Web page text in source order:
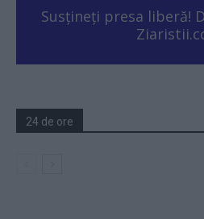
Susțineți presa liberă!
24 de ore